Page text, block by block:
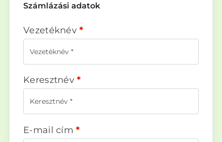
Számlázási adatok
Vezetéknév*
Keresztnév*
E-mail cím*